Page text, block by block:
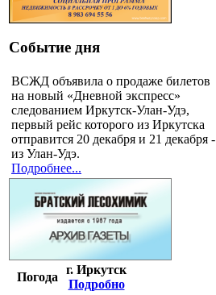
Событие дня
ВСЖД объявила о продаже билетов
на новый «Дневной экспресс»
следованием Иркутск-Улан-Удэ,
первый рейс которого из Иркутска
отправится 20 декабря и 21 декабря -
из Улан-Удэ.
Подробнее...
Погода
г. Иркутск
Подробно